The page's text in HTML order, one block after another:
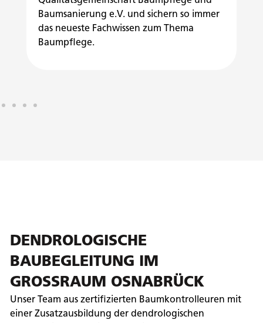
Baumsanierung e.V. und sichern so immer
das neueste Fachwissen zum Thema
Baumpflege.
DENDROLOGISCHE
BAUBEGLEITUNG IM
GROSSRAUM OSNABRÜCK
Unser Team aus zertifizierten Baumkontrolleuren mit
einer Zusatzausbildung der dendrologischen